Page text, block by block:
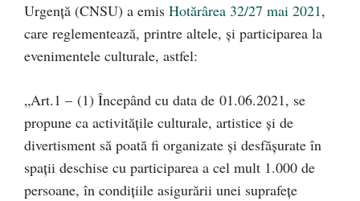
Urgență (CNSU) a emis Hotărârea 32/27 mai 2021,
care reglementează, printre altele, și participarea la
evenimentele culturale, astfel:
„Art.1 – (1) Începând cu data de 01.06.2021, se
propune ca activitățile culturale, artistice și de
divertisment să poată fi organizate și desfășurate în
spații deschise cu participarea a cel mult 1.000 de
persoane, în condițiile asigurării unei suprafețe